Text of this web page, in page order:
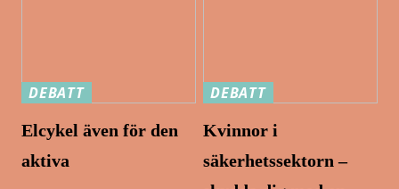
DEBATT
Elcykel även för den
aktiva
DEBATT
Kvinnor i
säkerhetssektorn –